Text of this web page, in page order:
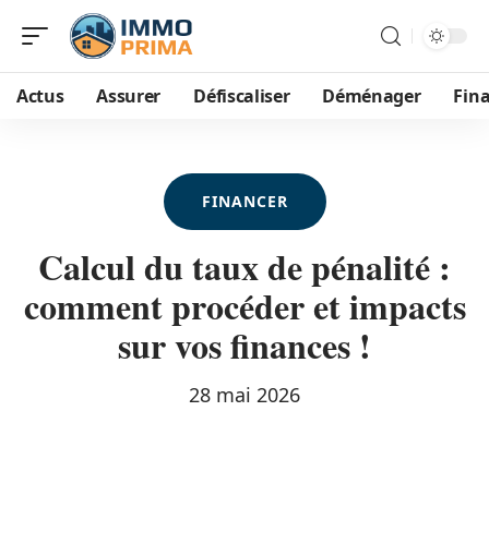
Actus Assurer Défiscaliser Déménager
FINANCER
Calcul du taux de pénalité :
comment procéder et impacts
sur vos finances !
28 mai 2026